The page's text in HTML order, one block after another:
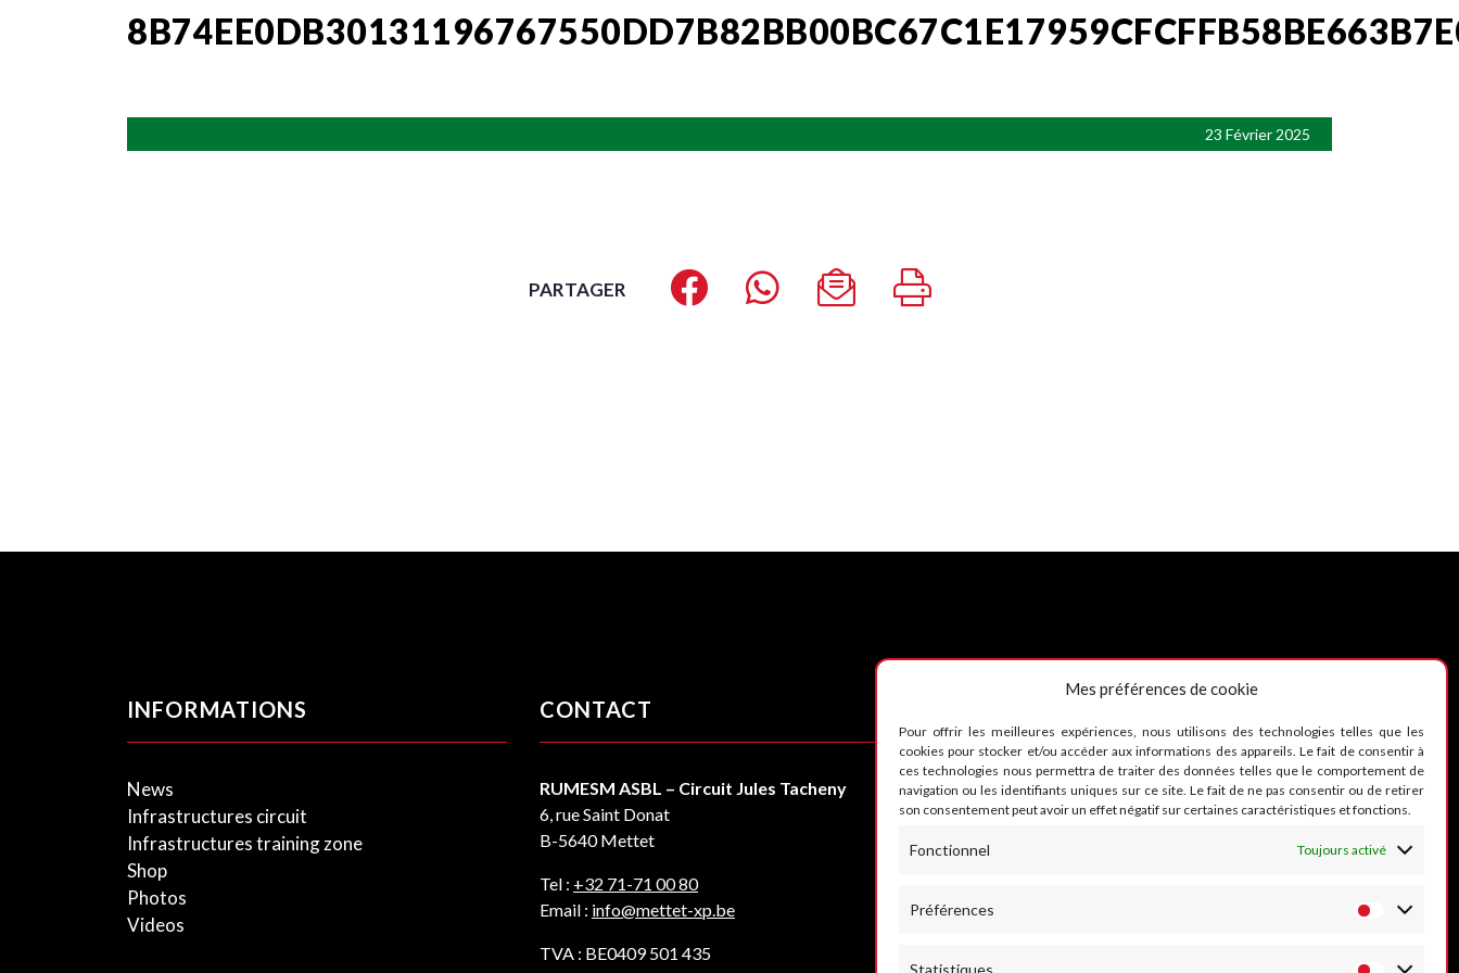
Mes préférences de cookie
Pour offrir les meilleures expériences, nous utilisons des technologies telles que les
cookies pour stocker et/ou accéder aux informations des appareils. Le fait de consentir à
ces technologies nous permettra de traiter des données telles que le comportement de
navigation ou les identifiants uniques sur ce site. Le fait de ne pas consentir ou de retirer
son consentement peut avoir un effet négatif sur certaines caractéristiques et fonctions.
Fonctionnel Toujours activé
Préférences
Statistiques
23 Février 2025
PARTAGER
INFORMATIONS
News
Infrastructures circuit
Infrastructures training zone
Shop
Photos
Videos
CONTACT
RUMESM ASBL – Circuit Jules Tacheny
6, rue Saint Donat
B-5640 Mettet
Tel : +32 71-71 00 80
Email : info@mettet-xp.be
TVA : BE0409 501 435